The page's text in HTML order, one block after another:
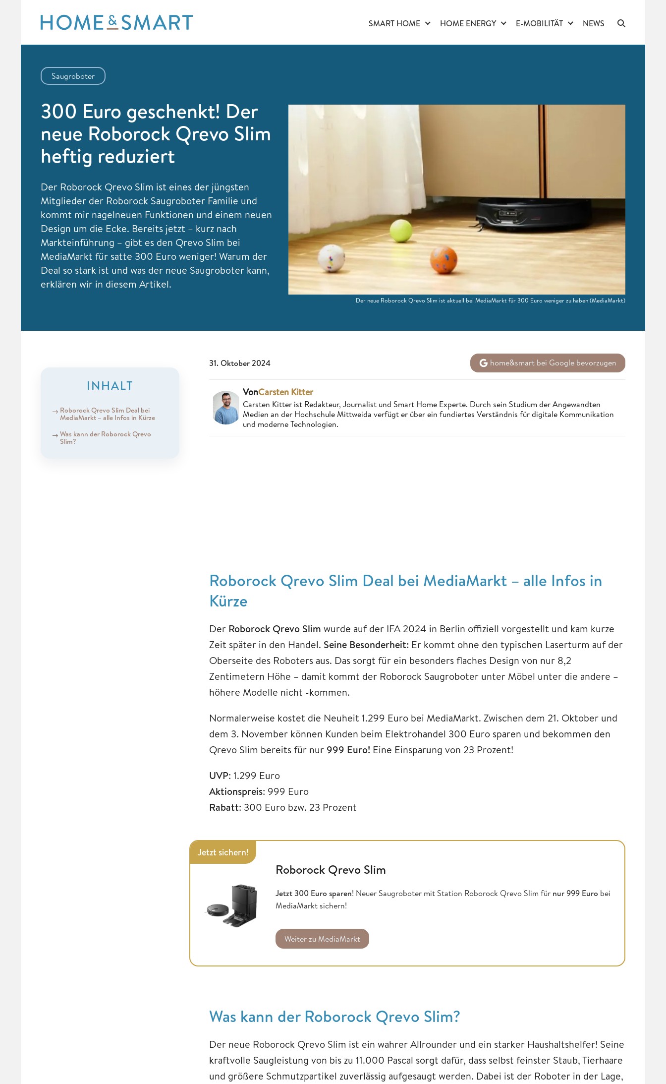
content
SMART HOME HOME ENERGY E-MOBILITÄT NEWS
Saugroboter
300 Euro geschenkt! Der
neue Roborock Qrevo Slim
heftig reduziert
Der Roborock Qrevo Slim ist eines der jüngsten
Mitglieder der Roborock Saugroboter Familie und
kommt mir nagelneuen Funktionen und einem neuen
Design um die Ecke. Bereits jetzt – kurz nach
Markteinführung – gibt es den Qrevo Slim bei
MediaMarkt für satte 300 Euro weniger! Warum der
Deal so stark ist und was der neue Saugroboter kann,
erklären wir in diesem Artikel.
Der neue Roborock Qrevo Slim ist aktuell bei MediaMarkt für 300 Euro weniger zu haben(MediaMarkt)
INHALT
Roborock Qrevo Slim Deal bei
MediaMarkt – alle Infos in Kürze
Was kann der Roborock Qrevo
Slim?
31. Oktober 2024 home&smart bei Google bevorzugen
VonCarsten Kitter
Carsten Kitter ist Redakteur, Journalist und Smart Home Experte. Durch sein Studium der Angewandten
Medien an der Hochschule Mittweida verfügt er über ein fundiertes Verständnis für digitale Kommunikation
und moderne Technologien.
Roborock Qrevo Slim Deal bei MediaMarkt – alle Infos in
Kürze
Der Roborock Qrevo Slim wurde auf der IFA 2024 in Berlin offiziell vorgestellt und kam kurze
Zeit später in den Handel. Seine Besonderheit: Er kommt ohne den typischen Laserturm auf der
Oberseite des Roboters aus. Das sorgt für ein besonders flaches Design von nur 8,2
Zentimetern Höhe – damit kommt der Roborock Saugroboter unter Möbel unter die andere –
höhere Modelle nicht -kommen.
Normalerweise kostet die Neuheit 1.299 Euro bei MediaMarkt. Zwischen dem 21. Oktober und
dem 3. November können Kunden beim Elektrohandel 300 Euro sparen und bekommen den
Qrevo Slim bereits für nur 999 Euro! Eine Einsparung von 23 Prozent!
UVP: 1.299 Euro
Aktionspreis: 999 Euro
Rabatt: 300 Euro bzw. 23 Prozent
Jetzt sichern!
Roborock Qrevo Slim
Jetzt 300 Euro sparen! Neuer Saugroboter mit Station Roborock Qrevo Slim für nur 999 Eurobei
MediaMarkt sichern!
Weiter zu MediaMarkt
Was kann der Roborock Qrevo Slim?
Der neue Roborock Qrevo Slim ist ein wahrer Allrounder und ein starker Haushaltshelfer! Seine
kraftvolle Saugleistung von bis zu 11.000 Pascal sorgt dafür, dass selbst feinster Staub, Tierhaare
und größere Schmutzpartikel zuverlässig aufgesaugt werden. Dabei ist der Roboter in der Lage,